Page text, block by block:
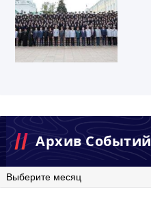
Архив Событий
Архив